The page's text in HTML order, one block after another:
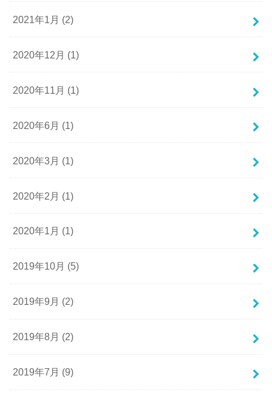
2021年1月 (2)
2020年12月 (1)
2020年11月 (1)
2020年6月 (1)
2020年3月 (1)
2020年2月 (1)
2020年1月 (1)
2019年10月 (5)
2019年9月 (2)
2019年8月 (2)
2019年7月 (9)